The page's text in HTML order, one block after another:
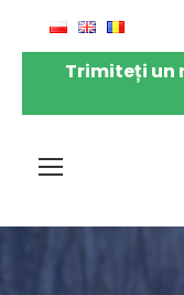
Trimiteți un